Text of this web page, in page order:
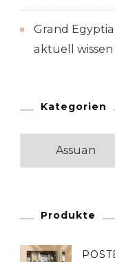
Grand
aktuell wissen
Kategorien
Kategorien
Produkte